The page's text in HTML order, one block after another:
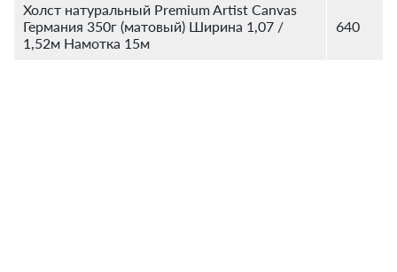
Холст натуральный Premium Artist Canvas
Германия 350г (матовый) Ширина 1,07 /
1,52м Намотка 15м
640